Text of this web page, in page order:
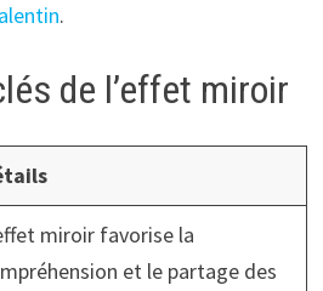
.
de l’effet miroir
miroir favorise la
et le partage des